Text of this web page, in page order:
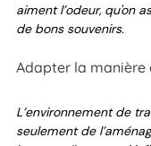
aiment l’odeur, qu'on
de bons souvenirs.
Adapter la
L’environnement de
seulement de